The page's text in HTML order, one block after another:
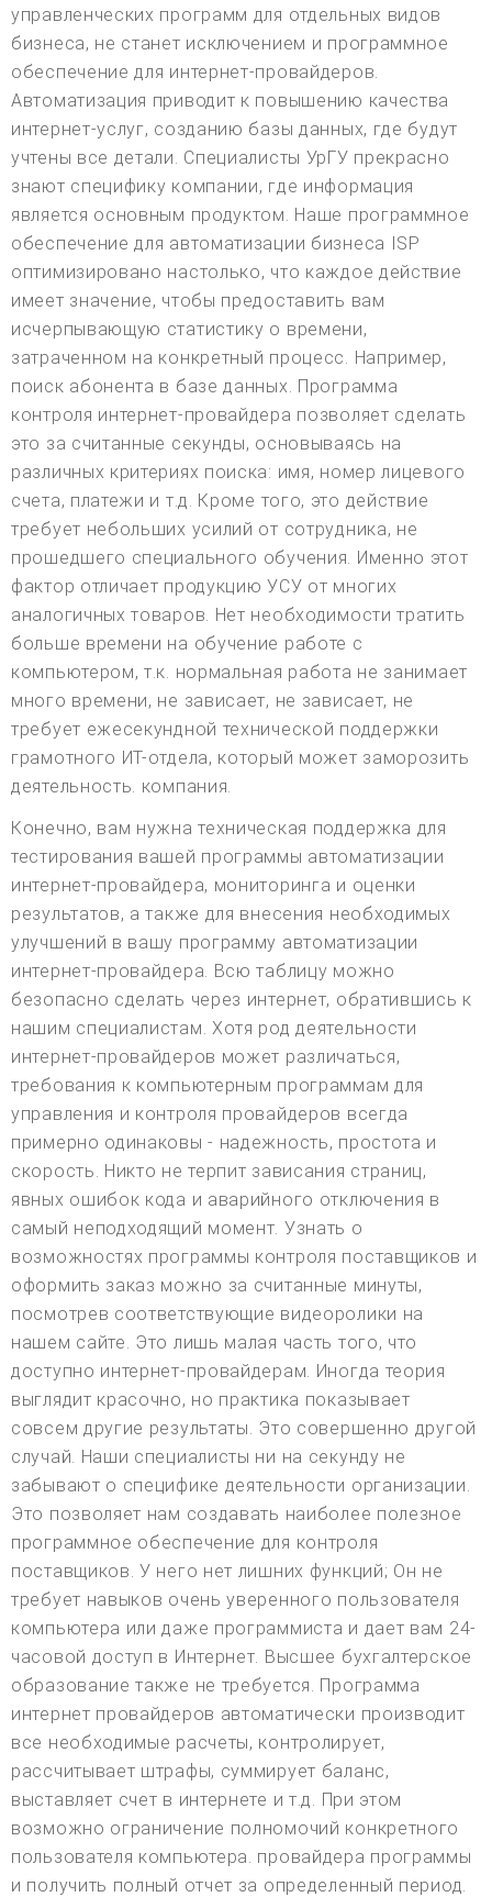
управленческих программ для отдельных видов
бизнеса, не станет исключением и программное
обеспечение для интернет-провайдеров.
Автоматизация приводит к повышению качества
интернет-услуг, созданию базы данных, где будут
учтены все детали. Специалисты УрГУ прекрасно
знают специфику компании, где информация
является основным продуктом. Наше программное
обеспечение для автоматизации бизнеса ISP
оптимизировано настолько, что каждое действие
имеет значение, чтобы предоставить вам
исчерпывающую статистику о времени,
затраченном на конкретный процесс. Например,
поиск абонента в базе данных. Программа
контроля интернет-провайдера позволяет сделать
это за считанные секунды, основываясь на
различных критериях поиска: имя, номер лицевого
счета, платежи и т.д. Кроме того, это действие
требует небольших усилий от сотрудника, не
прошедшего специального обучения. Именно этот
фактор отличает продукцию УСУ от многих
аналогичных товаров. Нет необходимости тратить
больше времени на обучение работе с
компьютером, т.к. нормальная работа не занимает
много времени, не зависает, не зависает, не
требует ежесекундной технической поддержки
грамотного ИТ-отдела, который может заморозить
деятельность. компания.
Конечно, вам нужна техническая поддержка для
тестирования вашей программы автоматизации
интернет-провайдера, мониторинга и оценки
результатов, а также для внесения необходимых
улучшений в вашу программу автоматизации
интернет-провайдера. Всю таблицу можно
безопасно сделать через интернет, обратившись к
нашим специалистам. Хотя род деятельности
интернет-провайдеров может различаться,
требования к компьютерным программам для
управления и контроля провайдеров всегда
примерно одинаковы - надежность, простота и
скорость. Никто не терпит зависания страниц,
явных ошибок кода и аварийного отключения в
самый неподходящий момент. Узнать о
возможностях программы контроля поставщиков и
оформить заказ можно за считанные минуты,
посмотрев соответствующие видеоролики на
нашем сайте. Это лишь малая часть того, что
доступно интернет-провайдерам. Иногда теория
выглядит красочно, но практика показывает
совсем другие результаты. Это совершенно другой
случай. Наши специалисты ни на секунду не
забывают о специфике деятельности организации.
Это позволяет нам создавать наиболее полезное
программное обеспечение для контроля
поставщиков. У него нет лишних функций; Он не
требует навыков очень уверенного пользователя
компьютера или даже программиста и дает вам 24-
часовой доступ в Интернет. Высшее бухгалтерское
образование также не требуется. Программа
интернет провайдеров автоматически производит
все необходимые расчеты, контролирует,
рассчитывает штрафы, суммирует баланс,
выставляет счет в интернете и т.д. При этом
возможно ограничение полномочий конкретного
пользователя компьютера. провайдера программы
и получить полный отчет за определенный период.